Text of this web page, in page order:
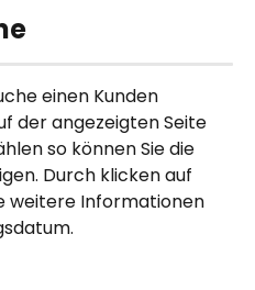
einen Kunden
der angezeigten Seite
so können Sie die
Durch klicken auf
weitere Informationen